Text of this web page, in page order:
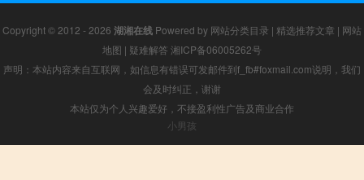
Copyright © 2012 - 2026 湖湘在线 Powered by 网站分类目录 | 精选推荐文章 | 网站
地图 | 疑难解答 湘ICP备06005262号
声明：本站内容来自互联网，如信息有错误可发邮件到f_fb#foxmail.com说明，我们
会及时纠正，谢谢
本站仅为个人兴趣爱好，不接盈利性广告及商业合作
小男孩